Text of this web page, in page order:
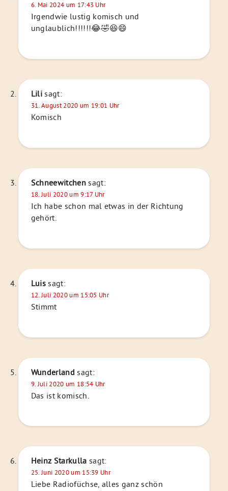
6. Mai 2024 um 17:43 Uhr
Irgendwie lustig komisch und
unglaublich!!!!!!😂🤣😆😄
Lili sagt:
31. August 2020 um 19:01 Uhr
Komisch
Schneewitchen sagt:
18. Juli 2020 um 9:17 Uhr
Ich habe schon mal etwas in der Richtung
gehört.
Luis sagt:
12. Juli 2020 um 15:05 Uhr
Stimmt
Wunderland sagt:
9. Juli 2020 um 18:54 Uhr
Das ist komisch.
Heinz Starkulla sagt:
25. Juni 2020 um 15:39 Uhr
Liebe Radiofüchse, alles ganz schön